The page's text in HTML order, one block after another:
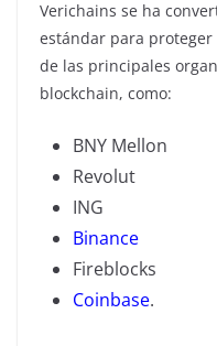
Verichains se ha
estándar para
de las principales
blockchain, como:
BNY Mellon
Revolut
ING
Binance
Fireblocks
Coinbase.